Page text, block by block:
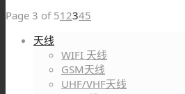
Page 3 of 512345
天线
WIFI 天线
GSM天线
UHF/VHF天线